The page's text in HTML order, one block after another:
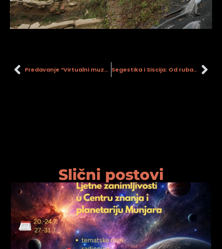
Predavanje “Virtualni muzej karlovačke industrije” Segestika i Siscija: Od ruba imperija do provincijskog središta
Slični postovi